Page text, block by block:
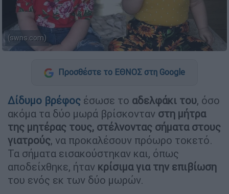
(swns.com)
Προσθέστε το ΕΘΝΟΣ στη Google
Δίδυμο βρέφος έσωσε το αδελφάκι του, όσο
ακόμα τα δύο μωρά βρίσκονταν στη μήτρα
της μητέρας τους, στέλνοντας σήματα στους
γιατρούς, να προκαλέσουν πρόωρο τοκετό.
Τα σήματα εισακούστηκαν και, όπως
αποδείχθηκε, ήταν κρίσιμα για την επιβίωση
του ενός εκ των δύο μωρών.